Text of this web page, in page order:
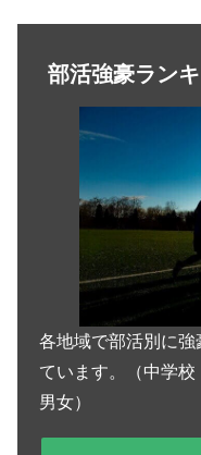
部活強豪ラン
各地域で部活別に
ています。（中学
男女）